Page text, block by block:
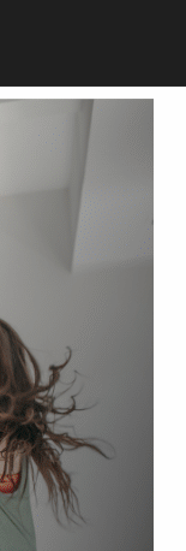
Découvrez